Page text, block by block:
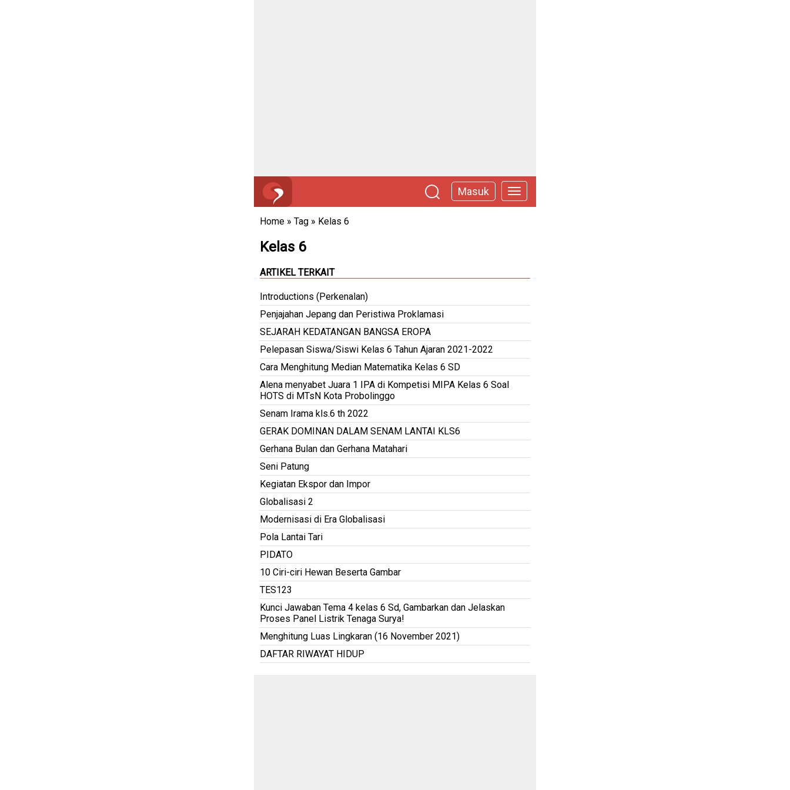
Masuk
Home » Tag » Kelas 6
Kelas 6
ARTIKEL TERKAIT
Introductions (Perkenalan)
Penjajahan Jepang dan Peristiwa Proklamasi
SEJARAH KEDATANGAN BANGSA EROPA
Pelepasan Siswa/Siswi Kelas 6 Tahun Ajaran 2021-2022
Cara Menghitung Median Matematika Kelas 6 SD
Alena menyabet Juara 1 IPA di Kompetisi MIPA Kelas 6 Soal
HOTS di MTsN Kota Probolinggo
Senam Irama kls.6 th 2022
GERAK DOMINAN DALAM SENAM LANTAI KLS6
Gerhana Bulan dan Gerhana Matahari
Seni Patung
Kegiatan Ekspor dan Impor
Globalisasi 2
Modernisasi di Era Globalisasi
Pola Lantai Tari
PIDATO
10 Ciri-ciri Hewan Beserta Gambar
TES123
Kunci Jawaban Tema 4 kelas 6 Sd, Gambarkan dan Jelaskan
Proses Panel Listrik Tenaga Surya!
Menghitung Luas Lingkaran (16 November 2021)
DAFTAR RIWAYAT HIDUP